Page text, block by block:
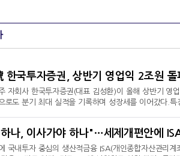
자회사 한국투자증권(대표 김성환)이 올해 상반기 영
로도 분기 최대 실적을 기록하며 성장세를 이어갔다.
한 수치다. 한국투자증권은 반기 만에 지난해 연간 영
나, 이사가야 하나"…세제개편안에
국내투자 중심의 생산적금융 ISA(개인종합자산관리